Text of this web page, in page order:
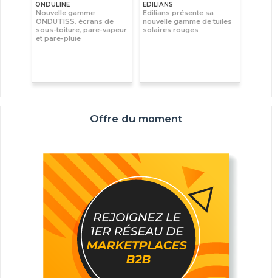
ONDULINE
Nouvelle gamme
ONDUTISS, écrans de
sous-toiture, pare-vapeur
et pare-pluie
EDILIANS
Edilians présente sa
nouvelle gamme de tuiles
solaires rouges
Offre du moment